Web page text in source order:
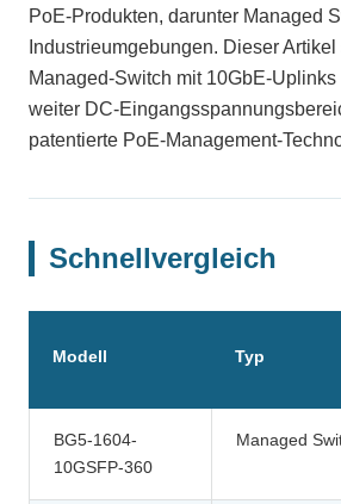
PoE-Produkten, darunter Managed
Industrieumgebungen. Dieser
Managed-Switch mit 10GbE-
weiter DC-
patentierte PoE-Management-
Schnellvergleich
Modell Typ
BG5-1604-
10GSFP-360
Managed